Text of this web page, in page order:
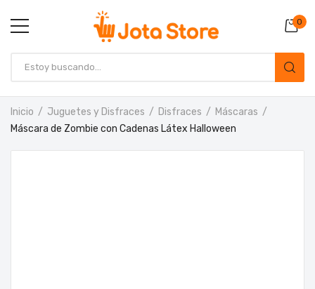
0
Inicio Juguetes y Disfraces Disfraces
Máscaras
Máscara de Zombie con Cadenas Látex Halloween